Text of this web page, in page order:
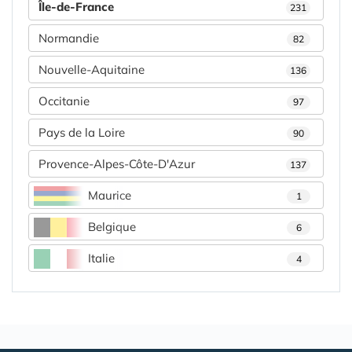
Île-de-France 231
Normandie 82
Nouvelle-Aquitaine 136
Occitanie 97
Pays de la Loire 90
Provence-Alpes-Côte-D'Azur 137
Maurice 1
Belgique 6
Italie 4